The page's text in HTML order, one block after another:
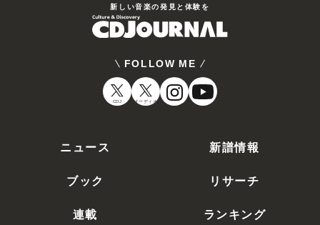
新しい⾳楽の発⾒と体験を
FOLLOW ME
CDJ オーディオ
ニュース
新譜情報
ブック
リサーチ
連載
ランキング